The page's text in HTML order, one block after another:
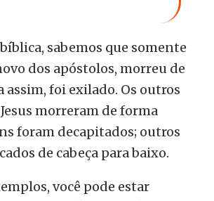
sabemos que somente
dos apóstolos, morreu de
assim, foi exilado. Os outros
morreram de forma
foram decapitados; outros
de cabeça para baixo.
você pode estar